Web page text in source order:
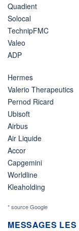
Quadient
Solocal
TechnipFMC
Valeo
ADP
Hermes
Valerio Therapeutics
Pernod Ricard
Ubisoft
Airbus
Air Liquide
Accor
Capgemini
Worldline
Kleaholding
* source Google
MESSAGES